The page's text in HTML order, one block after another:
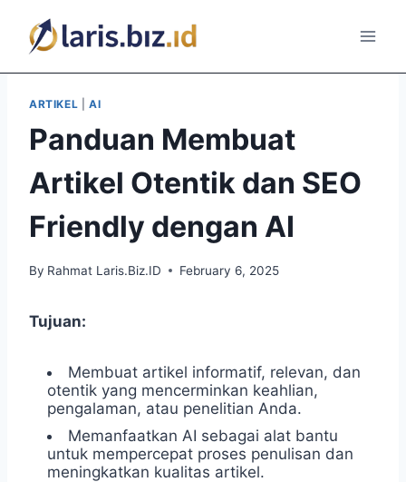
content
ARTIKEL AI
Panduan Membuat
Artikel Otentik dan SEO
Friendly dengan AI
By Rahmat Laris.Biz.ID February 6, 2025
Tujuan:
Membuat artikel informatif, relevan, dan
otentik yang mencerminkan keahlian,
pengalaman, atau penelitian Anda.
Memanfaatkan AI sebagai alat bantu
untuk mempercepat proses penulisan dan
meningkatkan kualitas artikel.